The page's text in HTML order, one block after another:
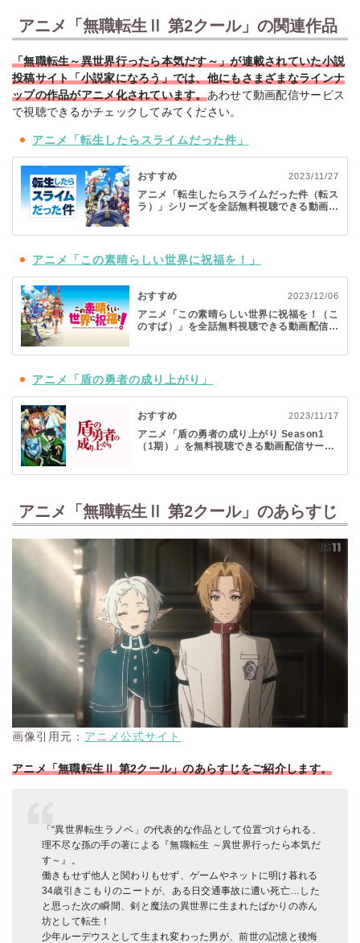
アニメ「無職転生Ⅱ 第2クール」の関連作品
「無職転生～異世界行ったら本気だす～」が連載されていた小説
投稿サイト「小説家になろう」では、他にもさまざまなラインナ
ップの作品がアニメ化されています。あわせて動画配信サービス
で視聴できるかチェックしてみてください。
アニメ「転生したらスライムだった件」
おすすめ 2023/11/27
アニメ「転生したらスライムだった件（転ス
ラ）」シリーズを全話無料視聴できる動画配
アニメ「この素晴らしい世界に祝福を！」
おすすめ 2023/12/06
アニメ「この素晴らしい世界に祝福を！（こ
のすば）」を全話無料視聴できる動画配信サ
アニメ「盾の勇者の成り上がり」
おすすめ 2023/11/17
アニメ「盾の勇者の成り上がり Season1
（1期）」を無料視聴できる動画配信サービ
アニメ「無職転生Ⅱ 第2クール」のあらすじ
画像引用元： アニメ公式サイト
アニメ「無職転生Ⅱ 第2クール」のあらすじをご紹介します。
「“異世界転生ラノベ」の代表的な作品として位置づけられる、
理不尽な孫の手の著による『無職転生 ～異世界行ったら本気だ
す～』。
働きもせず他人と関わりもせず、ゲームやネットに明け暮れる
34歳引きこもりのニートが、ある日交通事故に遭い死亡…した
と思った次の瞬間、剣と魔法の異世界に生まれたばかりの赤ん
坊として転生！
少年ルーデウスとして生まれ変わった男が、前世の記憶と後悔